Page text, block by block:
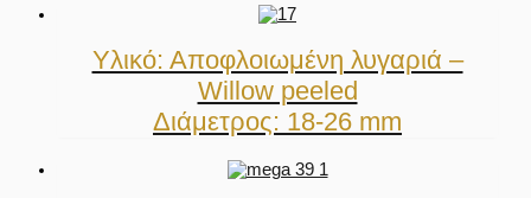
Υλικό: Αποφλοιωμένη λυγαριά –
Willow peeled
Διάμετρος: 18-26 mm